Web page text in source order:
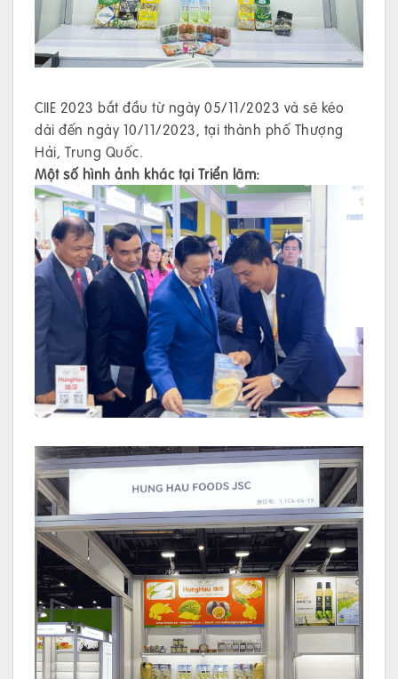
CIIE 2023 bắt đầu từ ngày 05/11/2023 và sẽ kéo
dài đến ngày 10/11/2023, tại thành phố Thượng
Hải, Trung Quốc.
Một số hình ảnh khác tại Triển lãm: